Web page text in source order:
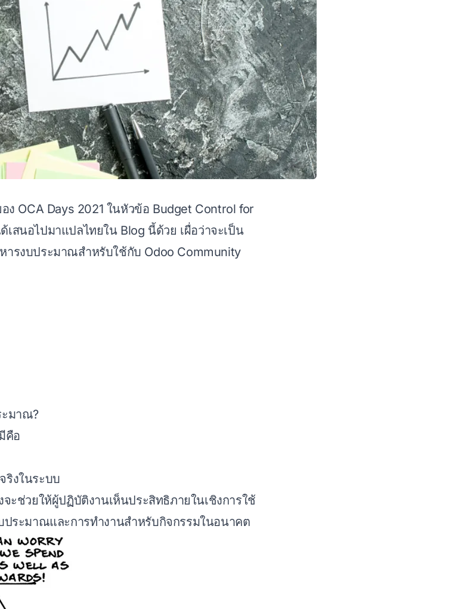
ง OCA Days 2021 ในหัวข้อ Budget Control for
สนอไปมาแปลไทยใน Blog นี้ด้วย เผื่อว่าจะเป็น
รงบประมาณสำหรับใช้กับ Odoo Community
ะมาณ?
คือ
ริงในระบบ
ะช่วยให้ผู้ปฏิบัติงานเห็นประสิทธิภายในเชิงการใช้
ประมาณและการทำงานสำหรับกิจกรรมในอนาคต